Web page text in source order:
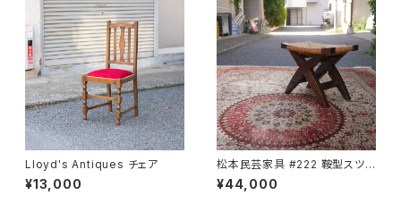
Lloyd's Antiques チェア
¥13,000
松本民芸家具 #222 鞍型スツ
ール
¥44,000